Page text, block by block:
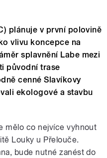
plánuje v první polovině
vlivu koncepce na
splavnění Labe mezi
původní trase
cenné Slavíkovy
ekologové a stavbu
mělo co nejvíce vyhnout
Louky u Přelouče.
bude nutné zanést do